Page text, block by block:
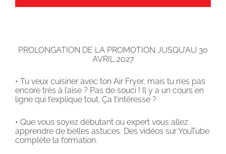
PROLONGATION DE LA PROMOTION JUSQU’AU 30
AVRIL 2027
• Tu veux cuisiner avec ton Air Fryer, mais tu n’es pas
encore très à l’aise ? Pas de souci ! Il y a un cours en
ligne qui t’explique tout. Ça t’intéresse ?
• Que vous soyez débutant ou expert vous allez
apprendre de belles astuces. Des vidéos sur YouTube
complète la formation.